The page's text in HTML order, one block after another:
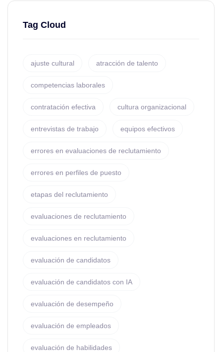
Tag Cloud
ajuste cultural atracción de talento
competencias laborales
contratación efectiva cultura organizacional
entrevistas de trabajo equipos efectivos
errores en evaluaciones de reclutamiento
errores en perfiles de puesto
etapas del reclutamiento
evaluaciones de reclutamiento
evaluaciones en reclutamiento
evaluación de candidatos
evaluación de candidatos con IA
evaluación de desempeño
evaluación de empleados
evaluación de habilidades